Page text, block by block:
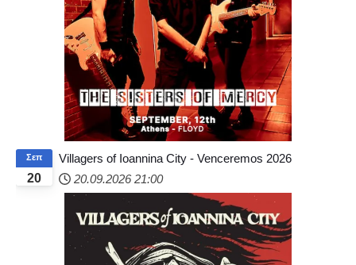
20
Σεπ
Villagers of Ioannina City - Venceremos 2026
20.09.2026 21:00